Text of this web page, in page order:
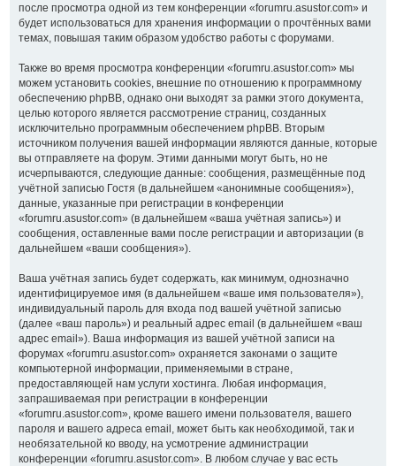
после просмотра одной из тем конференции «forumru.asustor.com» и
будет использоваться для хранения информации о прочтённых вами
темах, повышая таким образом удобство работы с форумами.
Также во время просмотра конференции «forumru.asustor.com» мы
можем установить cookies, внешние по отношению к программному
обеспечению phpBB, однако они выходят за рамки этого документа,
целью которого является рассмотрение страниц, созданных
исключительно программным обеспечением phpBB. Вторым
источником получения вашей информации являются данные, которые
вы отправляете на форум. Этими данными могут быть, но не
исчерпываются, следующие данные: сообщения, размещённые под
учётной записью Гостя (в дальнейшем «анонимные сообщения»),
данные, указанные при регистрации в конференции
«forumru.asustor.com» (в дальнейшем «ваша учётная запись») и
сообщения, оставленные вами после регистрации и авторизации (в
дальнейшем «ваши сообщения»).
Ваша учётная запись будет содержать, как минимум, однозначно
идентифицируемое имя (в дальнейшем «ваше имя пользователя»),
индивидуальный пароль для входа под вашей учётной записью
(далее «ваш пароль») и реальный адрес email (в дальнейшем «ваш
адрес email»). Ваша информация из вашей учётной записи на
форумах «forumru.asustor.com» охраняется законами о защите
компьютерной информации, применяемыми в стране,
предоставляющей нам услуги хостинга. Любая информация,
запрашиваемая при регистрации в конференции
«forumru.asustor.com», кроме вашего имени пользователя, вашего
пароля и вашего адреса email, может быть как необходимой, так и
необязательной ко вводу, на усмотрение администрации
конференции «forumru.asustor.com». В любом случае у вас есть